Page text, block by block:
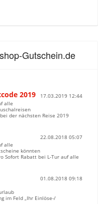
Gutschein.de
2019
17.03.2019 12:44
alle
der nächsten Reise 2019
22.08.2018 05:07
alle
könnten
Sofort Rabatt bei L-Tur auf alle
01.08.2018 09:18
im Feld „Ihr Einlöse-/